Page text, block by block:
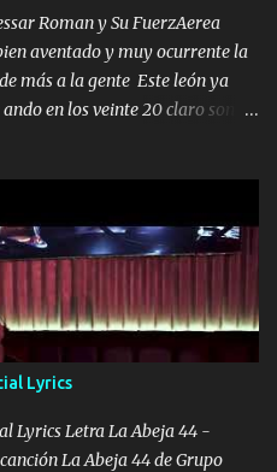
y com...
Roman y Su FuerzAerea
aventado y muy ocurrente la
más a la gente Este león ya
en los veinte 20 claro son
dar hasta topar pues no hay de
voy por mi línea no veo a
no se me duerm voy chicoteado
rato que me agarran el colmillo
Al tiro esta la PrimiZa
doy la mano al que su amigo y
me paran aquí hay pa más
topar pues no hay de otra...
Lyrics
Lyrics Letra La Abeja 44 -
La Abeja 44 de Grupo